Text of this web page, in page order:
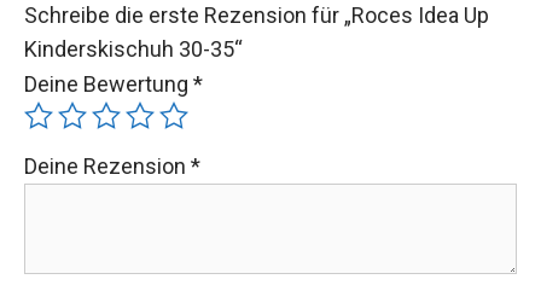
Schreibe die erste Rezension für „Roces Idea Up
Kinderskischuh 30-35“
Deine Bewertung *
Deine Rezension *